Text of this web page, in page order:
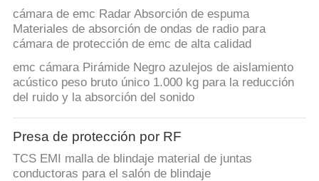
cámara de emc Radar Absorción de espuma
Materiales de absorción de ondas de radio para
cámara de protección de emc de alta calidad
emc cámara Pirámide Negro azulejos de aislamiento
acústico peso bruto único 1.000 kg para la reducción
del ruido y la absorción del sonido
Presa de protección por RF
TCS EMI malla de blindaje material de juntas
conductoras para el salón de blindaje